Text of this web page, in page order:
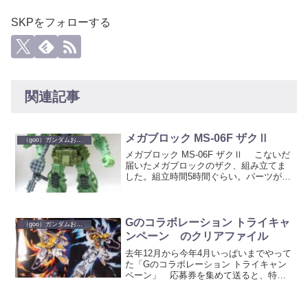
SKPをフォローする
関連記事
メガブロック MS-06F ザクⅡ
メガブロック MS-06F ザクⅡ こないだ
届いたメガブロックのザク、組み立てま
した。組立時間5時間ぐらい。パーツが多
（goo）ガンダムおもちゃ
Gのコラボレーション トライキャ
ンペーン のクリアファイル
去年12月から今年4月いっぱいまでやって
た「Gのコラボレーション トライキャン
ペーン」 応募券を集めて送ると、特製